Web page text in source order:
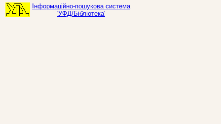
Інформаційно-пошукова система
'УФД/Бібліотека'